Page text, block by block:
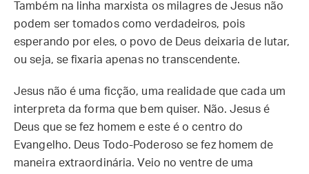
Também na linha marxista os milagres de Jesus não
podem ser tomados como verdadeiros, pois
esperando por eles, o povo de Deus deixaria de lutar,
ou seja, se fixaria apenas no transcendente.
Jesus não é uma ficção, uma realidade que cada um
interpreta da forma que bem quiser. Não. Jesus é
Deus que se fez homem e este é o centro do
Evangelho. Deus Todo-Poderoso se fez homem de
maneira extraordinária. Veio no ventre de uma